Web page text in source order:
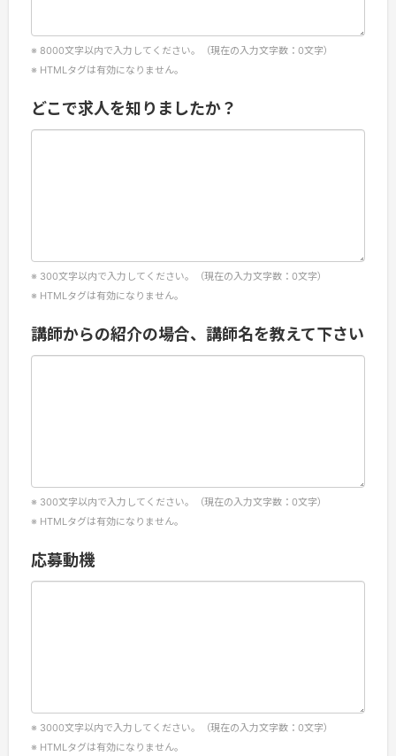
8000文字以内で入力してください。（現在の入力文字数： 0文字）
HTMLタグは有効になりません。
どこで求人を知りましたか？
300文字以内で入力してください。（現在の入力文字数： 0文字）
HTMLタグは有効になりません。
講師からの紹介の場合、講師名を教えて下さい
300文字以内で入力してください。（現在の入力文字数： 0文字）
HTMLタグは有効になりません。
応募動機
3000文字以内で入力してください。（現在の入力文字数： 0文字）
HTMLタグは有効になりません。